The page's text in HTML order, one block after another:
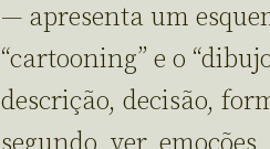
— apresenta um
“cartooning” e o
descrição, decisão,